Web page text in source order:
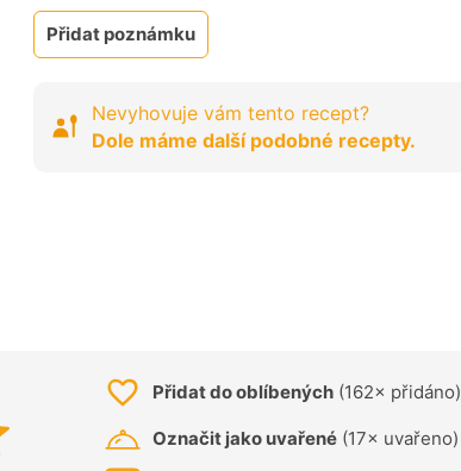
Přidat poznámku
Nevyhovuje vám tento recept?
Dole máme další podobné recepty.
Přidat do oblíbených (162× přidáno)
Označit jako uvařené (17× uvařeno)